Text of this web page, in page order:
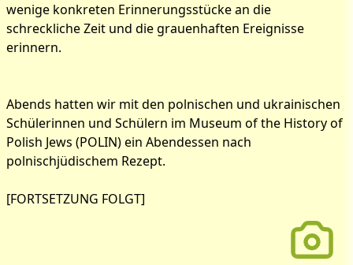
wenige konkreten Erinnerungsstücke an die
schreckliche Zeit und die grauenhaften Ereignisse
erinnern.
Abends hatten wir mit den polnischen und ukrainischen
Schülerinnen und Schülern im Museum of the History of
Polish Jews (POLIN) ein Abendessen nach
polnischjüdischem Rezept.
[FORTSETZUNG FOLGT]